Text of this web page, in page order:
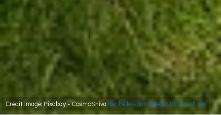
Crédit image: Pixabay - CosmoShiva decibelles-data.media.tourinsoft.eu